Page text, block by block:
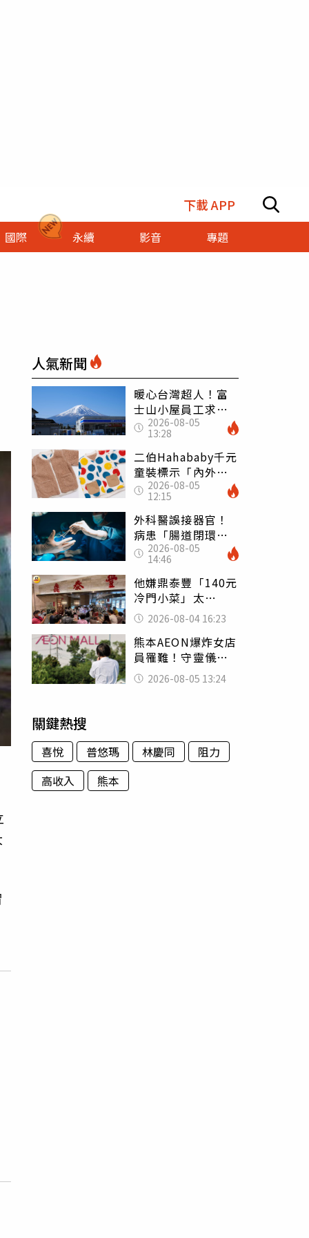
下載 APP
國際 永續 影音 專題
人氣新聞
暖心台灣超人！富
士山小屋員工求助
「想活下去」 山
友狂背物資上山：
台灣真的是寶島
2026-08-05
13:28
二伯Hahababy千元
童裝標示「內外層
皆純棉」 SGS檢
測證明：內裡100%
聚酯纖維
2026-08-05
12:15
外科醫誤接器官！
病患「腸道閉環」
無法排便險死 同
行看傻：糟糕至極
2026-08-05
14:46
他嫌鼎泰豐「140元
冷門小菜」太
貴！ 老饕卻狂推
神調味：自己做不
出來
2026-08-04 16:23
熊本AEON爆炸女店
員罹難！守靈儀式
擺純白婚紗 「妻
已不在身邊」他淚
2026-08-05 13:24
關鍵熱搜
喜悅 普悠瑪 林慶同
阻力
高收入
熊本